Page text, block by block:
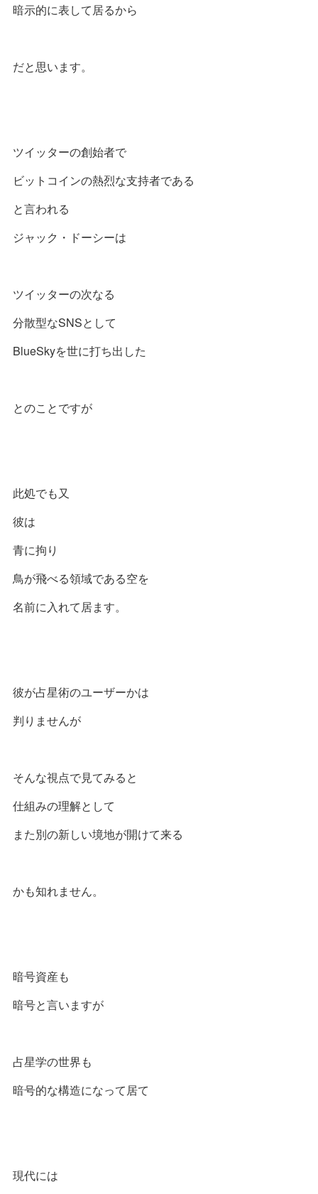
暗示的に表して居るから
だと思います。
ツイッターの創始者で
ビットコインの熱烈な支持者である
と言われる
ジャック・ドーシーは
ツイッターの次なる
分散型なSNSとして
BlueSkyを世に打ち出した
とのことですが
此処でも又
彼は
青に拘り
鳥が飛べる領域である空を
名前に入れて居ます。
彼が占星術のユーザーかは
判りませんが
そんな視点で見てみると
仕組みの理解として
また別の新しい境地が開けて来る
かも知れません。
暗号資産も
暗号と言いますが
占星学の世界も
暗号的な構造になって居て
現代には